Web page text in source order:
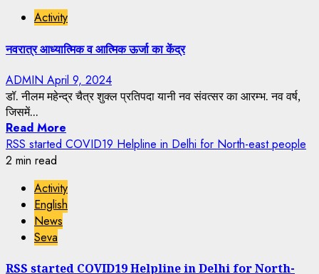
Activity
नवरात्र आध्यात्मिक व आत्मिक ऊर्जा का केंद्र
ADMIN April 9, 2024
डॉ. नीलम महेन्द्र चैत्र शुक्ल प्रतिपदा यानी नव संवत्सर का आरम्भ. नव वर्ष,
जिसमें...
Read More
RSS started COVID19 Helpline in Delhi for North-east people
2 min read
Activity
English
News
Seva
RSS started COVID19 Helpline in Delhi for North-